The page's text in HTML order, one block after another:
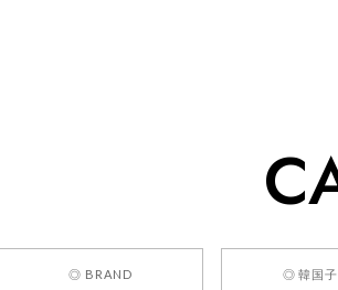
2026/05/24
◎ BRAND ◎ 韓国子